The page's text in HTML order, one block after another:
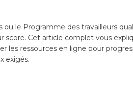
le Programme des travailleurs
score. Cet article complet vous
les ressources en ligne pour
exigés.